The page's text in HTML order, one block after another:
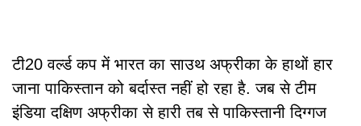
टी20 वर्ल्ड कप में भारत का साउथ अफ्रीका के हाथों हार
जाना पाकिस्तान को बर्दास्त नहीं हो रहा है. जब से टीम
इंडिया दक्षिण अफ्रीका से हारी तब से पाकिस्तानी दिग्गज